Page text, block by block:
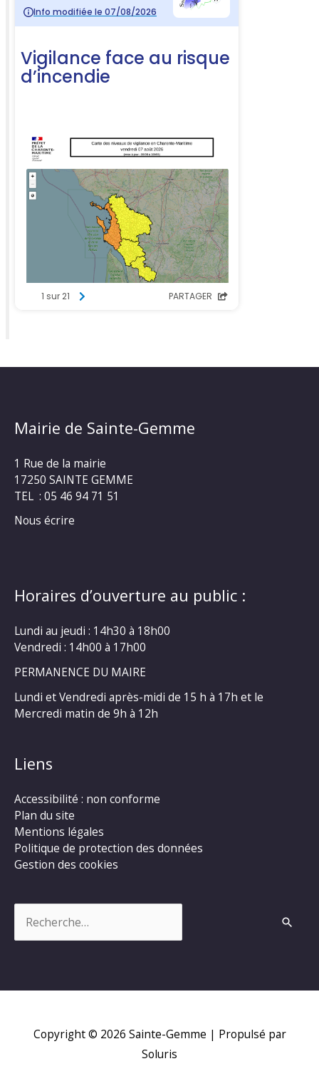
Mairie de Sainte-Gemme
1 Rue de la mairie
17250 SAINTE GEMME
TEL : 05 46 94 71 51
Nous écrire
Horaires d’ouverture au public :
Lundi au jeudi : 14h30 à 18h00
Vendredi : 14h00 à 17h00
PERMANENCE DU MAIRE
Lundi et Vendredi après-midi de 15 h à 17h et le
Mercredi matin de 9h à 12h
Liens
Accessibilité : non conforme
Plan du site
Mentions légales
Politique de protection des données
Gestion des cookies
Copyright © 2026 Sainte-Gemme | Propulsé par
Soluris